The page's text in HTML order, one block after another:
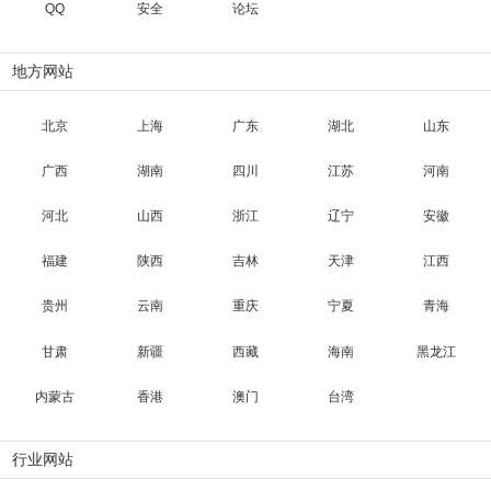
QQ 安全 论坛
地方网站
北京 上海 广东 湖北 山东
广西 湖南 四川 江苏 河南
河北 山西 浙江 辽宁 安徽
福建 陕西 吉林 天津 江西
贵州 云南 重庆 宁夏 青海
甘肃 新疆 西藏 海南 黑龙江
内蒙古 香港 澳门 台湾
行业网站